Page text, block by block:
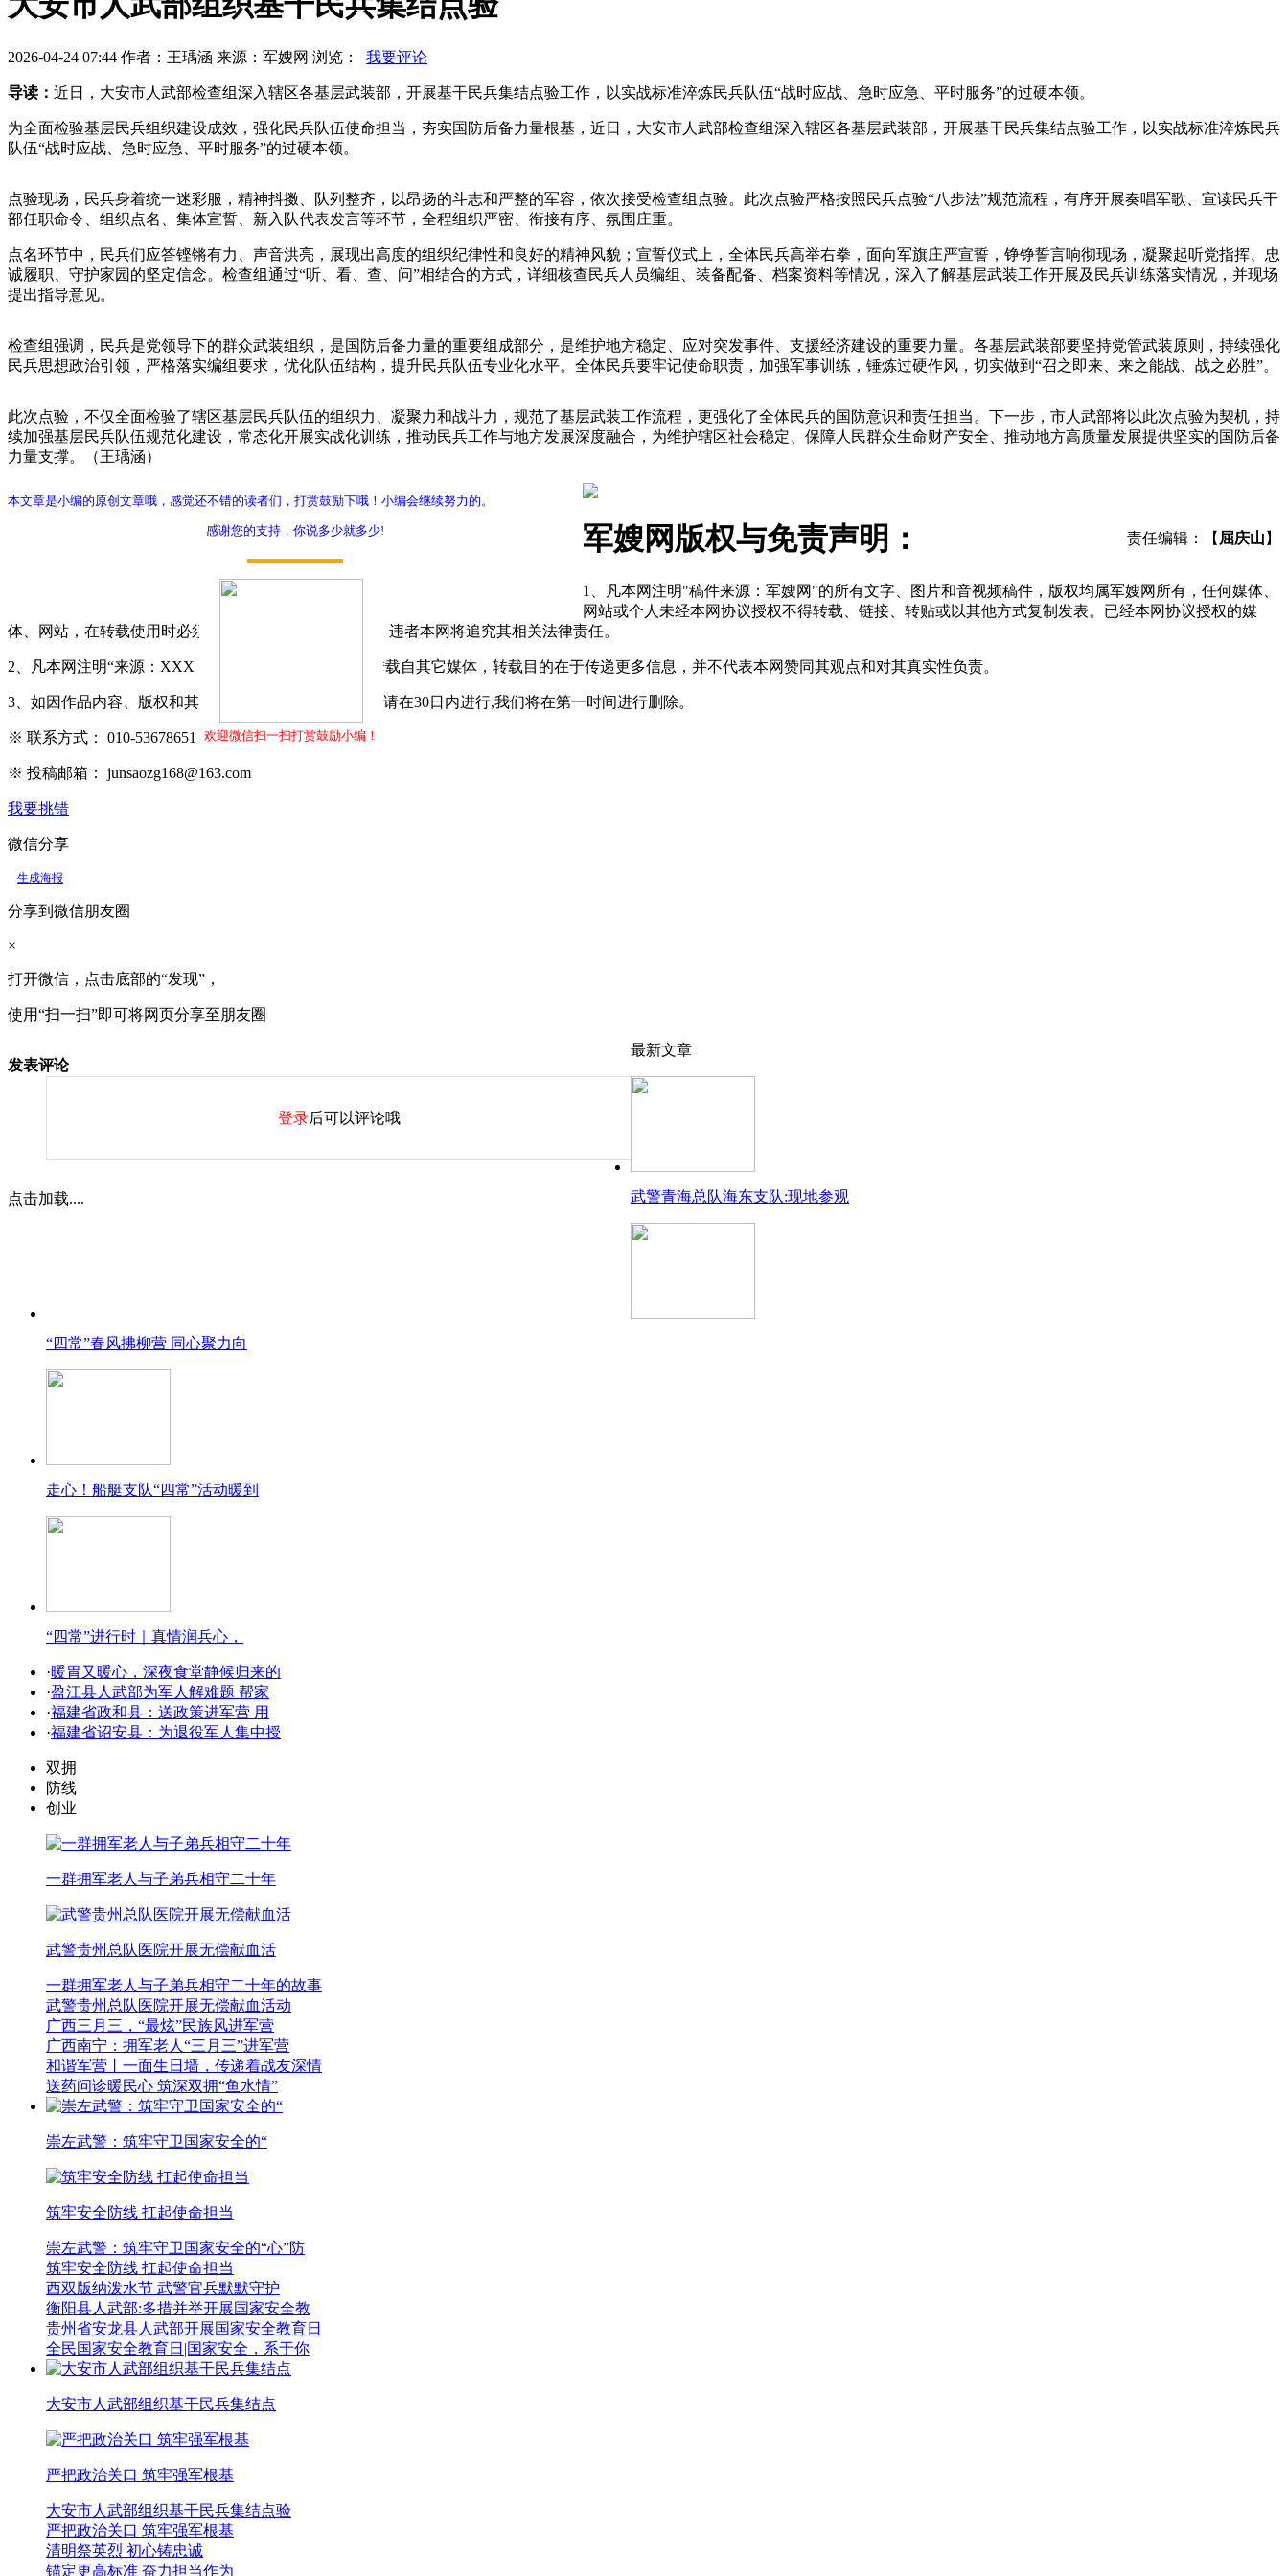
2026-04-24 07:44 作者：王瑀涵 来源：军嫂网 浏览： 我要评论
导读： 近日，大安市人武部检查组深入辖区各基层武装部，开展基干民兵集结点验工作，以实战标准淬炼民兵队伍“战时应战、急时应急、平时服务”的过硬本领。
为全面检验基层民兵组织建设成效，强化民兵队伍使命担当，夯实国防后备力量根基，近日，大安市人武部检查组深入辖区各基层武装部，开展基干民兵集结点验工作，以实战标准淬炼民兵
队伍“战时应战、急时应急、平时服务”的过硬本领。
点验现场，民兵身着统一迷彩服，精神抖擞、队列整齐，以昂扬的斗志和严整的军容，依次接受检查组点验。此次点验严格按照民兵点验“八步法”规范流程，有序开展奏唱军歌、宣读民兵干
部任职命令、组织点名、集体宣誓、新入队代表发言等环节，全程组织严密、衔接有序、氛围庄重。
点名环节中，民兵们应答铿锵有力、声音洪亮，展现出高度的组织纪律性和良好的精神风貌；宣誓仪式上，全体民兵高举右拳，面向军旗庄严宣誓，铮铮誓言响彻现场，凝聚起听党指挥、忠
诚履职、守护家园的坚定信念。检查组通过“听、看、查、问”相结合的方式，详细核查民兵人员编组、装备配备、档案资料等情况，深入了解基层武装工作开展及民兵训练落实情况，并现场
提出指导意见。
检查组强调，民兵是党领导下的群众武装组织，是国防后备力量的重要组成部分，是维护地方稳定、应对突发事件、支援经济建设的重要力量。各基层武装部要坚持党管武装原则，持续强化
民兵思想政治引领，严格落实编组要求，优化队伍结构，提升民兵队伍专业化水平。全体民兵要牢记使命职责，加强军事训练，锤炼过硬作风，切实做到“召之即来、来之能战、战之必胜”。
此次点验，不仅全面检验了辖区基层民兵队伍的组织力、凝聚力和战斗力，规范了基层武装工作流程，更强化了全体民兵的国防意识和责任担当。下一步，市人武部将以此次点验为契机，持
续加强基层民兵队伍规范化建设，常态化开展实战化训练，推动民兵工作与地方发展深度融合，为维护辖区社会稳定、保障人民群众生命财产安全、推动地方高质量发展提供坚实的国防后备
力量支撑。（王瑀涵）
本文章是小编的原创文章哦，感觉还不错的读者们，打赏鼓励下哦！小编会继续努力的。
感谢您的支持，你说多少就多少!
欢迎微信扫一扫打赏鼓励小编！
责任编辑：【 屈庆山 】
军嫂网版权与免责声明：
1、凡本网注明"稿件来源：军嫂网"的所有文字、图片和音视频稿件，版权均属军嫂网所有，任何媒体、
网站或个人未经本网协议授权不得转载、链接、转贴或以其他方式复制发表。已经本网协议授权的媒
体、网站，在转载使用时必须注明"稿件来源：军嫂网"，违者本网将追究其相关法律责任。
2、凡本网注明“来源：XXX（非军嫂网）”的作品，均转载自其它媒体，转载目的在于传递更多信息，并不代表本网赞同其观点和对其真实性负责。
3、如因作品内容、版权和其它问题需要同本网联系的，请在30日内进行,我们将在第一时间进行删除。
※ 联系方式： 010-53678651
※ 投稿邮箱： junsaozg168@163.com
我要挑错
微信分享
生成海报
分享到微信朋友圈
×
打开微信，点击底部的“发现”，
使用“扫一扫”即可将网页分享至朋友圈
发表评论
登录后可以评论哦
点击加载....
最新文章
武警青海总队海东支队:现地参观
“四常”春风拂柳营 同心聚力向
走心！船艇支队“四常”活动暖到
“四常”进行时｜真情润兵心，
·暖胃又暖心，深夜食堂静候归来的
·盈江县人武部为军人解难题 帮家
·福建省政和县：送政策进军营 用
·福建省诏安县：为退役军人集中授
双拥
防线
创业
一群拥军老人与子弟兵相守二十年
武警贵州总队医院开展无偿献血活
一群拥军老人与子弟兵相守二十年的故事
武警贵州总队医院开展无偿献血活动
广西三月三，“最炫”民族风进军营
广西南宁：拥军老人“三月三”进军营
和谐军营丨一面生日墙，传递着战友深情
送药问诊暖民心 筑深双拥“鱼水情”
崇左武警：筑牢守卫国家安全的“
筑牢安全防线 扛起使命担当
崇左武警：筑牢守卫国家安全的“心”防
筑牢安全防线 扛起使命担当
西双版纳泼水节 武警官兵默默守护
衡阳县人武部:多措并举开展国家安全教
贵州省安龙县人武部开展国家安全教育日
全民国家安全教育日|国家安全，系于你
大安市人武部组织基干民兵集结点
严把政治关口 筑牢强军根基
大安市人武部组织基干民兵集结点验
严把政治关口 筑牢强军根基
清明祭英烈 初心铸忠诚
锚定更高标准 奋力担当作为